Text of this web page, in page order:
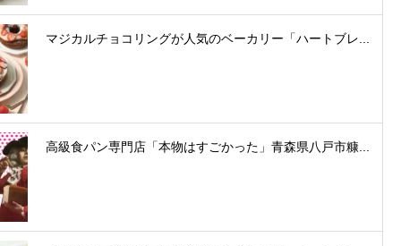
マジカルチョコリングが人気のベーカリー「ハートブレ...
高級食パン専門店「本物はすごかった」青森県八戸市糠...